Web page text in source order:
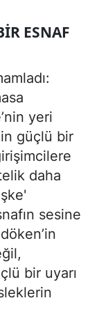
ESNAF
yeri
güçlü bir
daha
sesine
bir uyarı